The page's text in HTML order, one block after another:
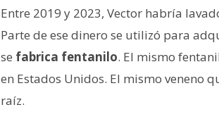
Entre 2019 y 2023, Vector habría
Parte de ese dinero se utilizó para
se fabrica fentanilo. El mismo
en Estados Unidos. El mismo veneno
raíz.